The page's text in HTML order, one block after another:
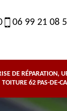
06 99 21 08
DE RÉPARATION,
TOITURE 62 PAS-DE-